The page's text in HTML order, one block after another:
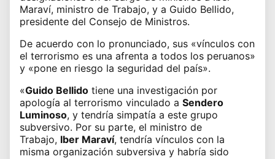
Maraví, ministro de Trabajo, y a Guido Bellido,
presidente del Consejo de Ministros.
De acuerdo con lo pronunciado, sus «vínculos con
el terrorismo es una afrenta a todos los peruanos»
y «pone en riesgo la seguridad del país».
«Guido Bellido tiene una investigación por
apología al terrorismo vinculado a Sendero
Luminoso, y tendría simpatía a este grupo
subversivo. Por su parte, el ministro de
Trabajo, Iber Maraví, tendría vínculos con la
misma organización subversiva y habría sido